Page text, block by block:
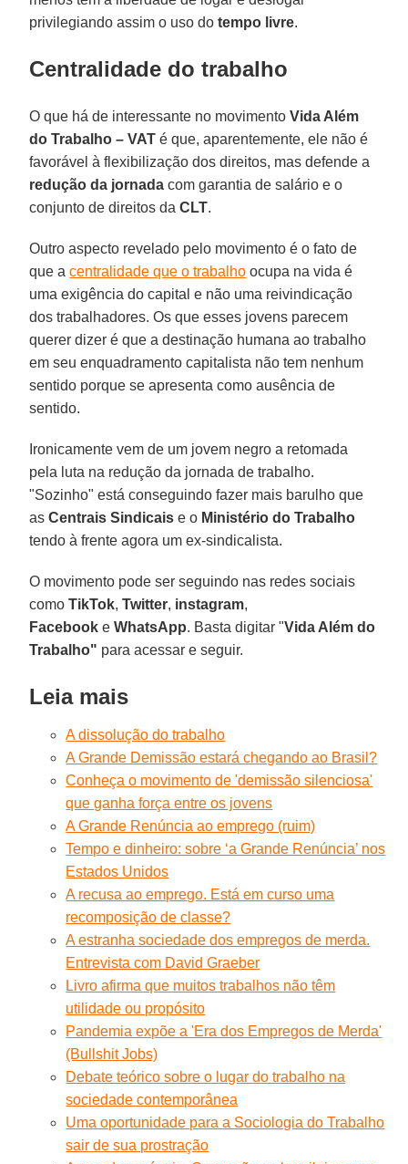
privilegiando assim o uso do tempo livre.
Centralidade do trabalho
O que há de interessante no movimentoVida Além
do Trabalho – VAT é que, aparentemente, ele não é
favorável à flexibilização dos direitos, mas defende a
redução da jornada com garantia de salário e o
conjunto de direitos daCLT.
Outro aspecto revelado pelo movimento é o fato de
que acentralidade que o trabalho ocupa na vida é
uma exigência do capital e não uma reivindicação
dos trabalhadores. Os que esses jovens parecem
querer dizer é que a destinação humana ao trabalho
em seu enquadramento capitalista não tem nenhum
sentido porque se apresenta como ausência de
sentido.
Ironicamente vem de um jovem negro a retomada
pela luta na redução da jornada de trabalho.
"Sozinho" está conseguindo fazer mais barulho que
asCentrais Sindicais e o Ministério do Trabalho
tendo à frente agora um ex-sindicalista.
O movimento pode ser seguindo nas redes sociais
comoTikTok,Twitter, instagram,
Facebook eWhatsApp. Basta digitar "Vida Além do
Trabalho" para acessar e seguir.
Leia mais
A dissolução do trabalho
A Grande Demissão estará chegando ao Brasil?
Conheça o movimento de 'demissão silenciosa'
que ganha força entre os jovens
A Grande Renúncia ao emprego (ruim)
Tempo e dinheiro: sobre ‘a Grande Renúncia’ nos
Estados Unidos
A recusa ao emprego. Está em curso uma
recomposição de classe?
A estranha sociedade dos empregos de merda.
Entrevista com David Graeber
Livro afirma que muitos trabalhos não têm
utilidade ou propósito
Pandemia expõe a 'Era dos Empregos de Merda'
(Bullshit Jobs)
Debate teórico sobre o lugar do trabalho na
sociedade contemporânea
Uma oportunidade para a Sociologia do Trabalho
sair de sua prostração